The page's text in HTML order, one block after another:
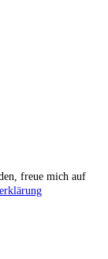
freue mich auf